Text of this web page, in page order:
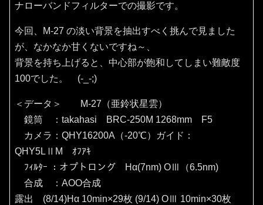
ナローバンドフィルターでの撮影です。
今回、M-27 の淡い背景を抽出すべく挑んで見ました
が、なかなか甘くないですね～、
背景を持ち上げると、中心部が飽和してしまい難敵度
100でした。 (-_-;)
＜データ＞ M-27（亜鈴状星雲）
鏡筒 ：takahasi BRC-250M 1268mm F5
カメラ：QHY16200A（‐20℃）ガイド：
QHY5LⅡM ｵﾌｱｷ
ﾌｨﾙﾀｰ ：オプトロング Hα(7nm) OⅢ（6.5nm)
合成 ：AOO合成
露出 (8/14)Hα 10min×29枚 (9/14) OⅢ 10min×30枚